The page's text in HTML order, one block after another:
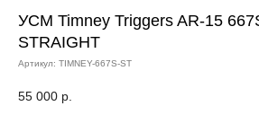
УСМ Timney Triggers AR-15
STRAIGHT
Артикул: TIMNEY-667S-ST
55 000 р.